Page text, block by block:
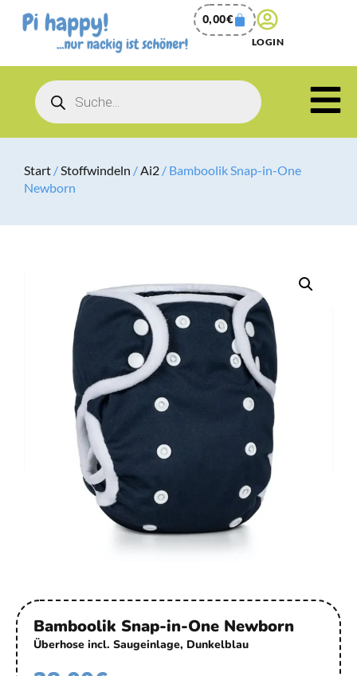
0,00€
LOGIN
Start /Stoffwindeln /Ai2 / Bamboolik Snap-in-One
Newborn
Bamboolik Snap-in-One Newborn
Überhose incl. Saugeinlage, Dunkelblau